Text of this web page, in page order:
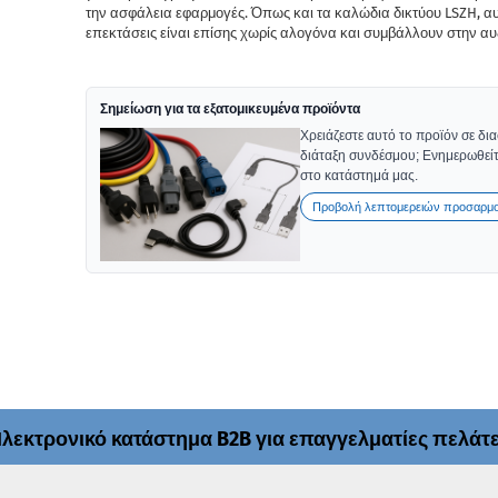
την ασφάλεια εφαρμογές. Όπως και τα καλώδια δικτύου LSZH,
επεκτάσεις είναι επίσης χωρίς αλογόνα και συμβάλλουν στην
Σημείωση για τα εξατομικευμένα προϊόντα
Χρειάζεστε αυτό το προϊόν σε
διάταξη συνδέσμου;
στο κατάστημά μας.
Προβολή λεπτομερειών
κατάστημα B2B για επαγγελματίες